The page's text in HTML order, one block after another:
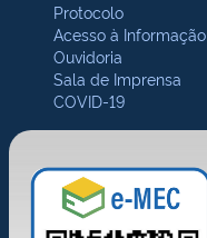
Protocolo
Acesso à Informação
Ouvidoria
Sala de Imprensa
COVID-19